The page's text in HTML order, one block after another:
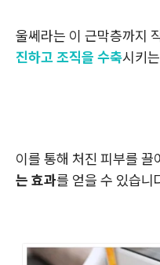
울쎄라는 이 근막층까지
진하고 조직을 수축시키
이를 통해 처진 피부를 끌
는 효과를 얻을 수 있습니